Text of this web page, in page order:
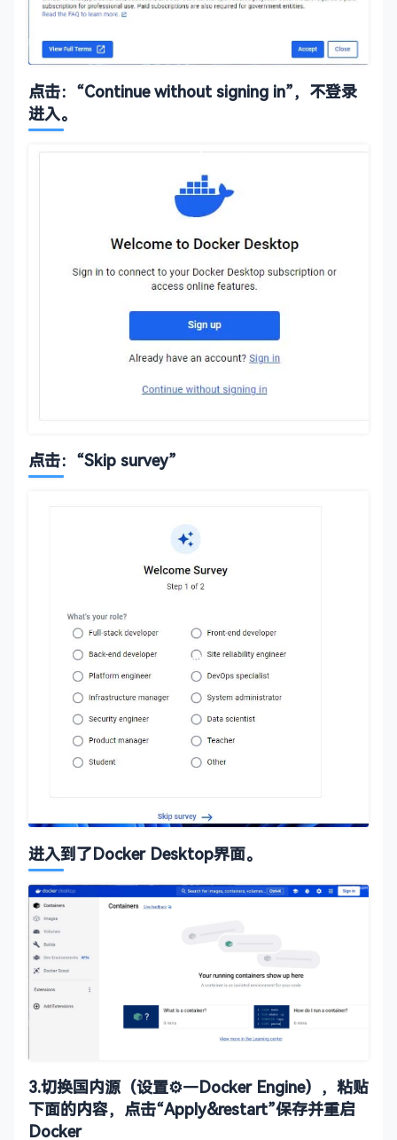
点击：“Continue without signing in”，不登录
进入。
点击：“Skip survey”
进入到了Docker Desktop界面。
3.切换国内源（设置⚙—Docker Engine），粘贴
下面的内容，点击“Apply&restart”保存并重启
Docker